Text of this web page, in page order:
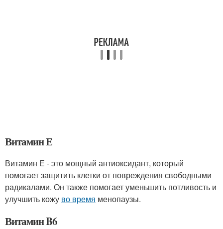
Витамин Е
Витамин Е - это мощный антиоксидант, который
помогает защитить клетки от повреждения свободными
радикалами. Он также помогает уменьшить потливость и
улучшить кожу во время менопаузы.
Витамин B6